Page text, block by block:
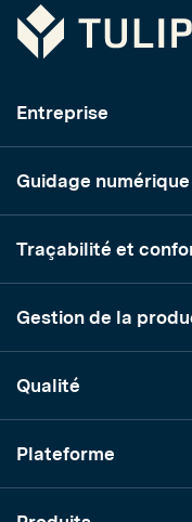
Tulip
Entreprise
Guidage
Traçabilité et
Gestion de la
Qualité
Plateforme